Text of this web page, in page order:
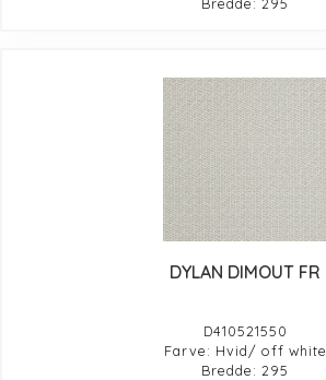
DYLAN DIMOUT FR
D410521550
Farve: Hvid/ off white
Bredde: 295